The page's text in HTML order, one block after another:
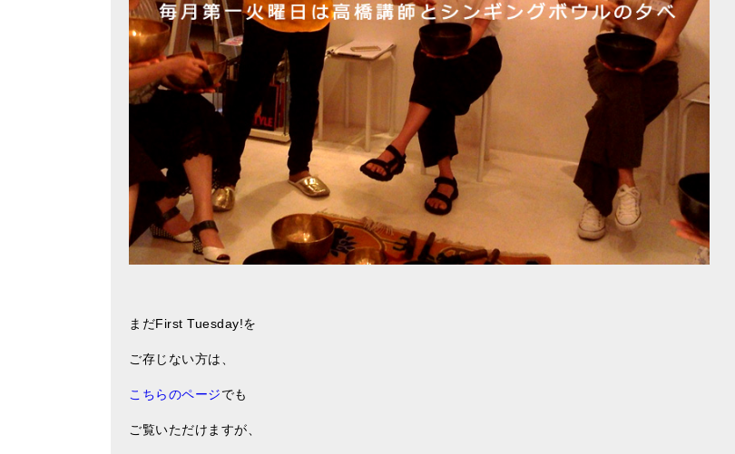
まだFirst Tuesday!を
ご存じない方は、
こちらのページでも
ご覧いただけますが、